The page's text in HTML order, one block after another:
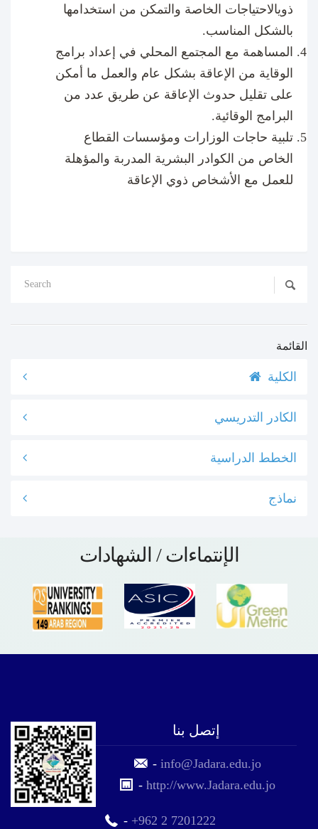
ذويالاحتياجات الخاصة والتمكن من استخدامها
بالشكل المناسب.
المساهمة مع المجتمع المحلي في إعداد برامج
الوقاية من الإعاقة بشكل عام والعمل ما أمكن
على تقليل حدوث الإعاقة عن طريق عدد من
البرامج الوقائية.
تلبية حاجات الوزارات ومؤسسات القطاع
الخاص من الكوادر البشرية المدربة والمؤهلة
للعمل مع الأشخاص ذوي الإعاقة
القائمة
الكلية
الكادر التدريسي
الخطط الدراسية
نماذج
الإنتماءات / الشهادات
إتصل بنا
-info@Jadara.edu.jo
-http://www.Jadara.edu.jo
- +962 2 7201222